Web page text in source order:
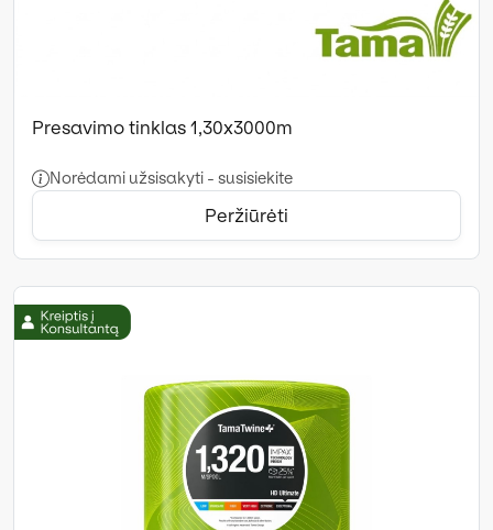
Presavimo tinklas 1,30x3000m
Norėdami užsisakyti - susisiekite
Peržiūrėti